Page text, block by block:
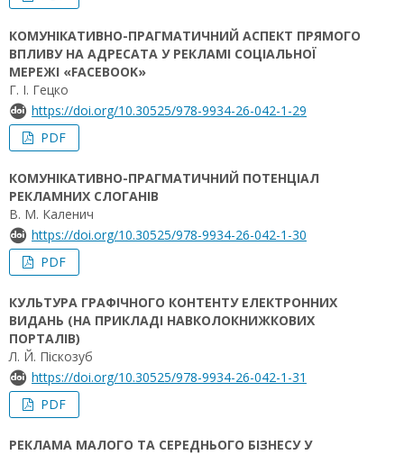
КОМУНІКАТИВНО-ПРАГМАТИЧНИЙ АСПЕКТ ПРЯМОГО
ВПЛИВУ НА АДРЕСАТА У РЕКЛАМІ СОЦІАЛЬНОЇ
МЕРЕЖІ «FACEBOOK»
Г. І. Гецко
https://doi.org/10.30525/978-9934-26-042-1-29
PDF
КОМУНІКАТИВНО-ПРАГМАТИЧНИЙ ПОТЕНЦІАЛ
РЕКЛАМНИХ СЛОГАНІВ
В. М. Каленич
https://doi.org/10.30525/978-9934-26-042-1-30
PDF
КУЛЬТУРА ГРАФІЧНОГО КОНТЕНТУ ЕЛЕКТРОННИХ
ВИДАНЬ (НА ПРИКЛАДІ НАВКОЛОКНИЖКОВИХ
ПОРТАЛІВ)
Л. Й. Піскозуб
https://doi.org/10.30525/978-9934-26-042-1-31
PDF
РЕКЛАМА МАЛОГО ТА СЕРЕДНЬОГО БІЗНЕСУ У